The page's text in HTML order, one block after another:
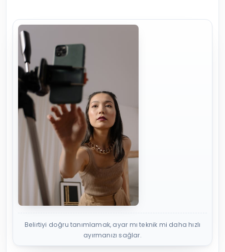
Belirtiyi doğru tanımlamak, ayar mı teknik mi daha hızlı
ayırmanızı sağlar.